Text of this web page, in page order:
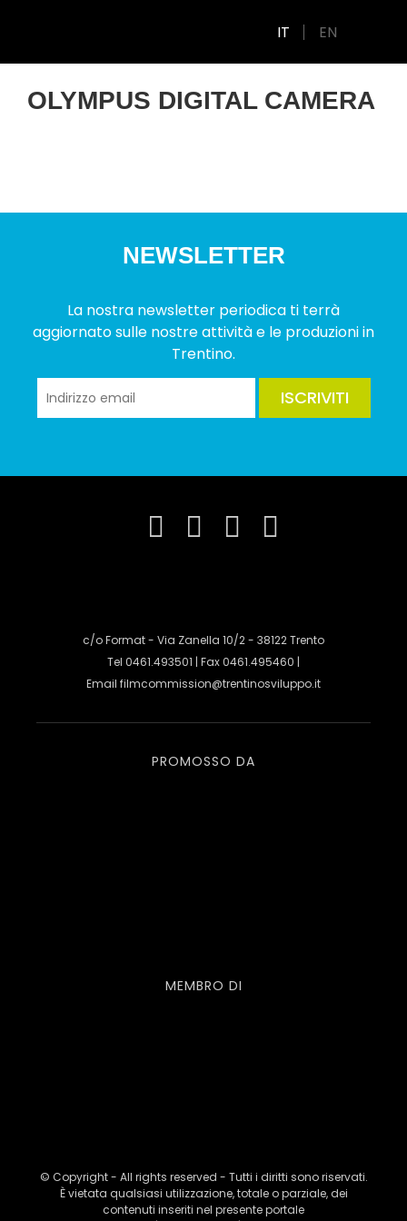
IT EN
OLYMPUS DIGITAL CAMERA
NEWSLETTER
La nostra newsletter periodica ti terrà
aggiornato sulle nostre attività e le produzioni in
Trentino.
ISCRIVITI
c/o Format - Via Zanella 10/2 - 38122 Trento
Tel 0461.493501 | Fax 0461.495460 |
Email filmcommission@trentinosviluppo.it
PROMOSSO DA
MEMBRO DI
© Copyright - All rights reserved - Tutti i diritti sono riservati.
È vietata qualsiasi utilizzazione, totale o parziale, dei
contenuti inseriti nel presente portale